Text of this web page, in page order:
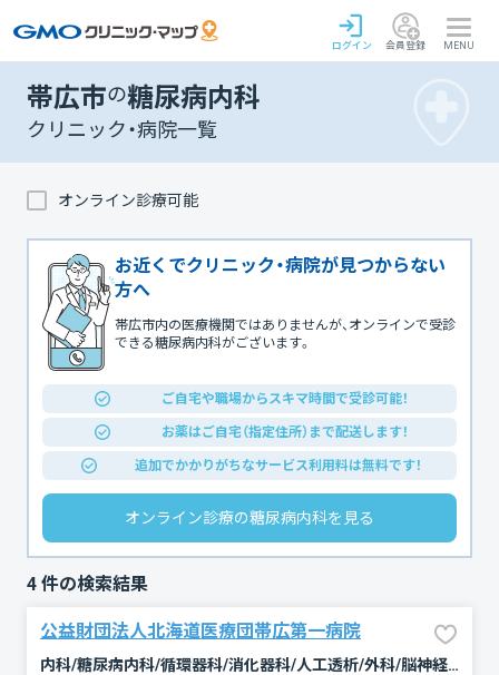
ログイン 会員登録 MENU
帯広市の糖尿病内科
クリニック・病院一覧
オンライン診療可能
お近くでクリニック・病院が見つからない
方へ
帯広市内の医療機関ではありませんが、オンラインで受診
できる糖尿病内科がございます。
ご自宅や職場からスキマ時間で受診可能！
お薬はご自宅（指定住所）まで配送します！
追加でかかりがちなサービス利用料は無料です！
オンライン診療の糖尿病内科を見る
4 件の検索結果
公益財団法人北海道医療団帯広第一病院
内科/糖尿病内科/循環器科/消化器科/人工透析/外科/脳神経外科/乳腺外科/肛門科/整形外科/歯科/矯正歯科/歯科口腔外科/小児歯科/リハビリテーション/麻酔科